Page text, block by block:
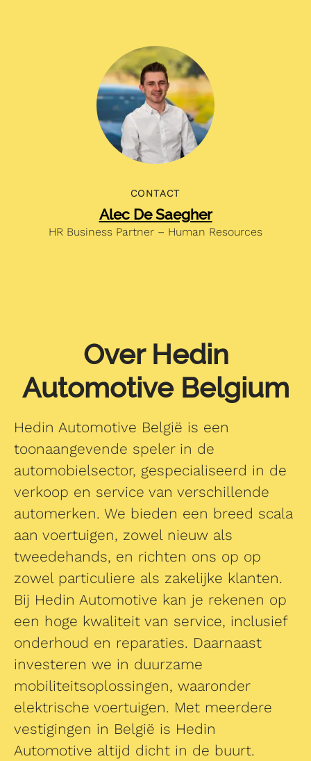
CONTACT
Alec De Saegher
HR Business Partner – Human Resources
Over Hedin
Automotive Belgium
Hedin Automotive België is een
toonaangevende speler in de
automobielsector, gespecialiseerd in de
verkoop en service van verschillende
automerken. We bieden een breed scala
aan voertuigen, zowel nieuw als
tweedehands, en richten ons op op
zowel particuliere als zakelijke klanten.
Bij Hedin Automotive kan je rekenen op
een hoge kwaliteit van service, inclusief
onderhoud en reparaties. Daarnaast
investeren we in duurzame
mobiliteitsoplossingen, waaronder
elektrische voertuigen. Met meerdere
vestigingen in België is Hedin
Automotive altijd dicht in de buurt.